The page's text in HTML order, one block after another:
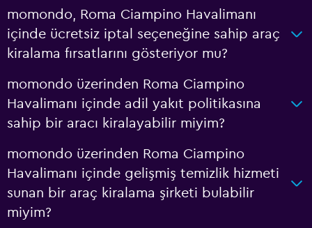
momondo, Roma Ciampino Havalimanı
içinde ücretsiz iptal seçeneğine sahip araç
kiralama fırsatlarını gösteriyor mu?
momondo üzerinden Roma Ciampino
Havalimanı içinde adil yakıt politikasına
sahip bir aracı kiralayabilir miyim?
momondo üzerinden Roma Ciampino
Havalimanı içinde gelişmiş temizlik hizmeti
sunan bir araç kiralama şirketi bulabilir
miyim?